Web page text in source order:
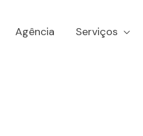
Agência Serviços